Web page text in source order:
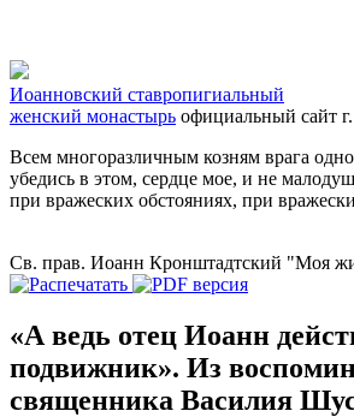
Иоанновский ставропигиальный
женский монастырь официальный сайт
Всем многоразличным козням врага
убедись в этом, сердце мое, и не
при вражеских обстояниях, при
Св. прав. Иоанн Кронштадтский "Моя
«А ведь отец Иоанн
подвижник». Из
священника Василия